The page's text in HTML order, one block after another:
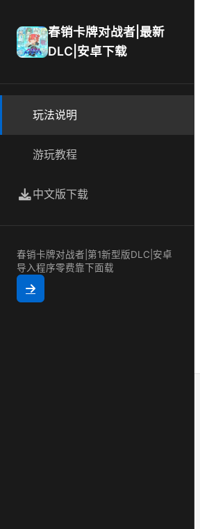
春销卡牌对战者|最新
DLC|安卓下载
玩法说明
游玩教程
中文版下载
春销卡牌对战者|第1新型版DLC|安卓
导入程序零费靠下面载